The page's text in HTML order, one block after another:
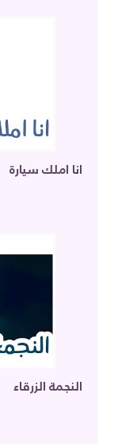
انا املك سيارة
النجمة الزرقاء